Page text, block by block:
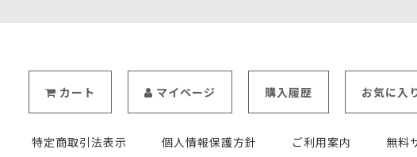
カート マイページ 購入履歴 お気に入
特定商取引法表示 個人情報保護方針 ご利用案内 無料